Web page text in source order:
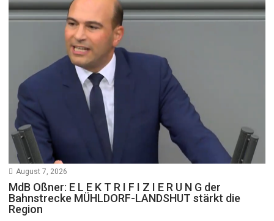
August 7, 2026
MdB Oßner: E L E K T R I F I Z I E R U N G der
Bahnstrecke MÜHLDORF-LANDSHUT stärkt die
Region